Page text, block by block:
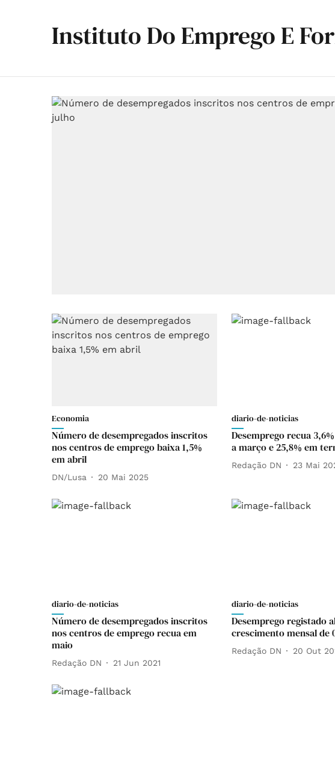
Instituto Do Emprego E
Economia
Número de desempregados inscritos
nos centros de emprego baixa 1,5%
em abril
DN/Lusa 20 Mai 2025
diario-de-noticias
Desemprego recua
a março e 25,8% em
Redação DN 23 Mai
diario-de-noticias
Número de desempregados inscritos
nos centros de emprego recua em
maio
Redação DN 21 Jun 2021
diario-de-noticias
Desemprego registado
crescimento mensal de
Redação DN 20 Out